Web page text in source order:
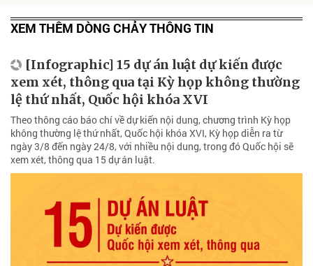
XEM THÊM DÒNG CHẢY THÔNG TIN
[Infographic] 15 dự án luật dự kiến được
xem xét, thông qua tại Kỳ họp không thường
lệ thứ nhất, Quốc hội khóa XVI
Theo thông cáo báo chí về dự kiến nội dung, chương trình Kỳ họp
không thường lệ thứ nhất, Quốc hội khóa XVI, Kỳ họp diễn ra từ
ngày 3/8 đến ngày 24/8, với nhiều nội dung, trong đó Quốc hội sẽ
xem xét, thông qua 15 dự án luật.